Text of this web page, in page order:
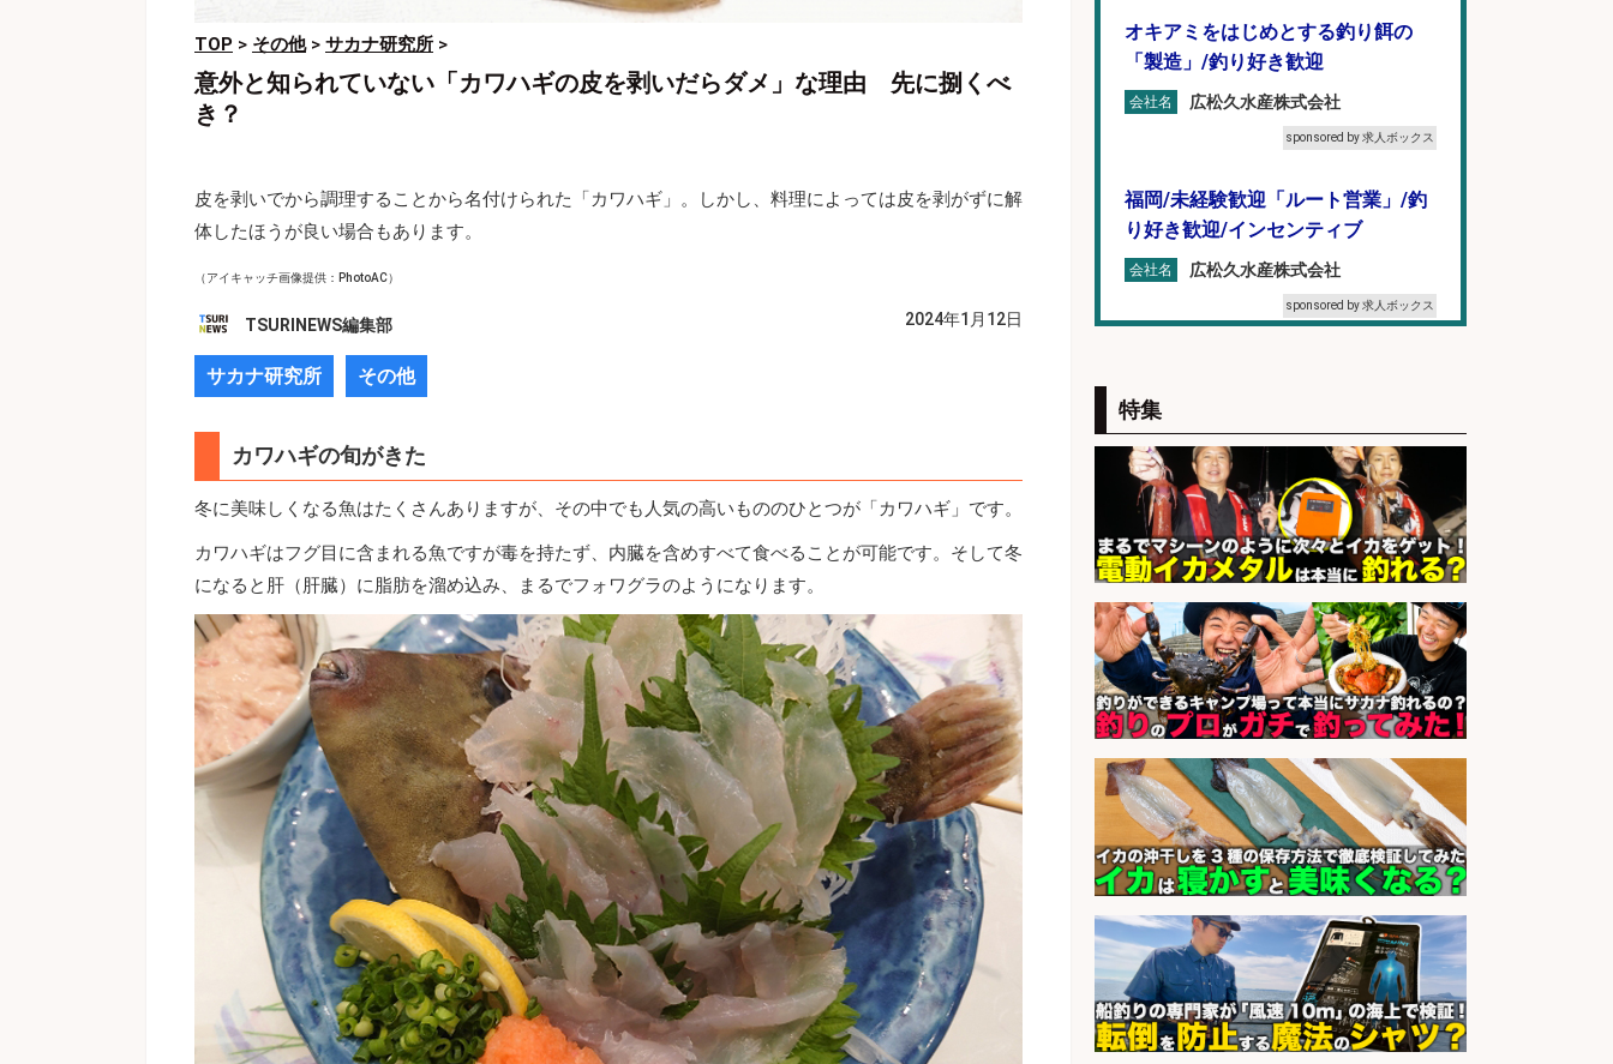
TOP > その他> サカナ研究所 >
意外と知られていない「カワハギの皮を剥いだらダメ」な理由 先に捌くべ
き？
皮を剥いでから調理することから名付けられた「カワハギ」。しかし、料理によっては皮を剥がずに解
体したほうが良い場合もあります。
（アイキャッチ画像提供：PhotoAC）
TSURINEWS編集部 2024年1月12日
サカナ研究所 その他
カワハギの旬がきた
冬に美味しくなる魚はたくさんありますが、その中でも人気の高いもののひとつが「カワハギ」です。
カワハギはフグ目に含まれる魚ですが毒を持たず、内臓を含めすべて食べることが可能です。そして冬
になると肝（肝臓）に脂肪を溜め込み、まるでフォワグラのようになります。
オキアミをはじめとする釣り餌の
「製造」/釣り好き歓迎
会社名 広松久水産株式会社
sponsored by 求人ボックス
福岡/未経験歓迎「ルート営業」/釣
り好き歓迎/インセンティブ
会社名 広松久水産株式会社
sponsored by 求人ボックス
新鮮な魚料理×おでんの和食居酒屋
の若手スタッフ
会社名 サカナのハチベエ 矢場町店
sponsored by 求人ボックス
フィッシング用品の「製品開発設
会社名 メガバス株式会社
sponsored by 求人ボックス
精肉・青果・鮮魚販売/「志布志
市」お魚のカットや商品の陳列スタ
ッフ/志布志市/「時給1,150円〜」/
未経験歓迎×残業少なめ×車通勤OK/
鹿児島県
会社名 株式会社ホットスタッフ鹿児島
sponsored by 求人ボックス
精肉・青果・鮮魚販売/「志布志
市」「時給1,150円〜」志布志市周
辺でお魚のカットや商品の陳列スタ
特集